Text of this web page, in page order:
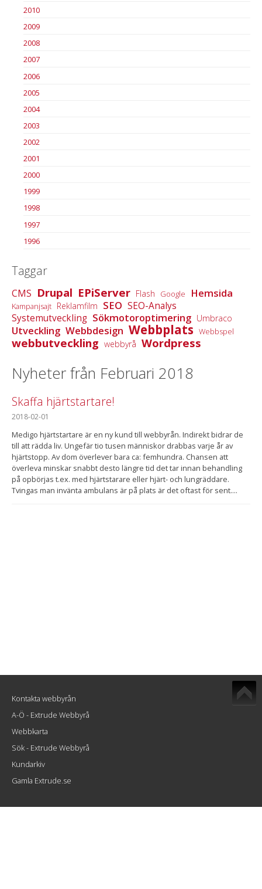
2010
2009
2008
2007
2006
2005
2004
2003
2002
2001
2000
1999
1998
1997
1996
Taggar
CMS Drupal EPiServer Flash Google Hemsida
Kampanjsajt Reklamfilm SEO SEO-Analys
Systemutveckling Sökmotoroptimering Umbraco
Utveckling Webbdesign Webbplats Webbspel
webbutveckling webbyrå Wordpress
Nyheter från Februari 2018
Skaffa hjärtstartare!
2018-02-01
Medigo hjärtstartare är en ny kund till webbyrån. Indirekt bidrar de
till att rädda liv. Ungefär tio tusen människor drabbas varje år av
hjärtstopp. Av dom överlever bara ca: femhundra. Chansen att
överleva minskar snabbt desto längre tid det tar innan behandling
på opbörjas t.ex. med hjärtstarare eller hjärt- och lungräddare.
Tvingas man invänta ambulans är på plats är det oftast för sent....
Kontakta webbyrån
A-Ö - Extrude Webbyrå
Webbkarta
Sök - Extrude Webbyrå
Kundarkiv
Gamla Extrude.se